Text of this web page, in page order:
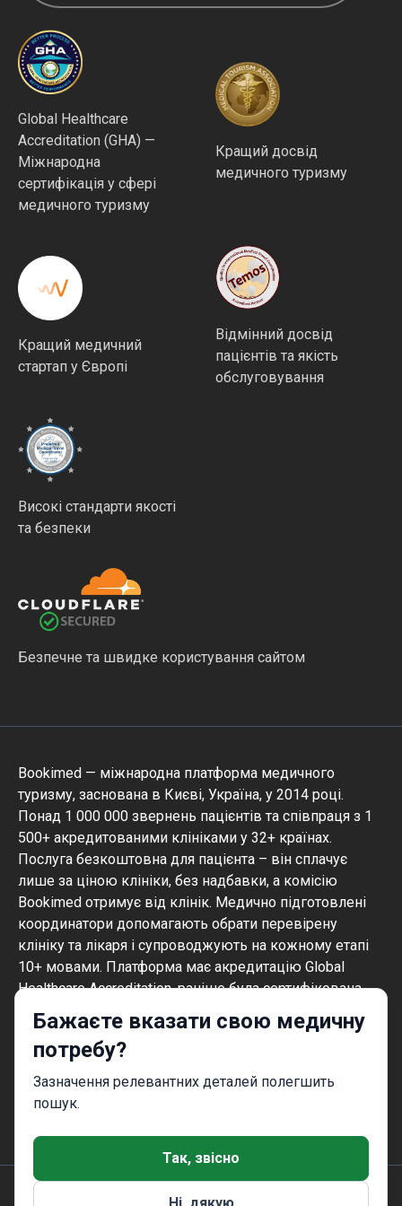
Бажаєте вказати свою медичну
потребу?
Зазначення релевантних деталей полегшить
пошук.
Так, звісно
Global Healthcare
Accreditation (GHA) —
Міжнародна
сертифікація у сфері
медичного туризму
Кращий досвід
медичного туризму
Кращий медичний
стартап у Європі
Відмінний досвід
пацієнтів та якість
обслуговування
Високі стандарти якості
та безпеки
Безпечне та швидке користування сайтом
Bookimed — міжнародна платформа медичного
туризму, заснована в Києві, Україна, у 2014 році.
Понад 1 000 000 звернень пацієнтів та співпраця з 1
500+ акредитованими клініками у 32+ країнах.
Послуга безкоштовна для пацієнта – він сплачує
лише за ціною клініки, без надбавки, а комісію
Bookimed отримує від клінік. Медично підготовлені
координатори допомагають обрати перевірену
клініку та лікаря і супроводжують на кожному етапі
10+ мовами. Платформа має акредитацію Global
Healthcare Accreditation, раніше була сертифікована
Temos (2024–2025). Рейтинг 4.6 на Trustpilot та 4.4 на
Google Reviews.
Інформація на сайті не може бути
використана для встановлення діагнозу,
призначення лікування і не замінює